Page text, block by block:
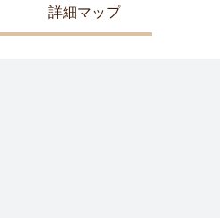
詳細マップ